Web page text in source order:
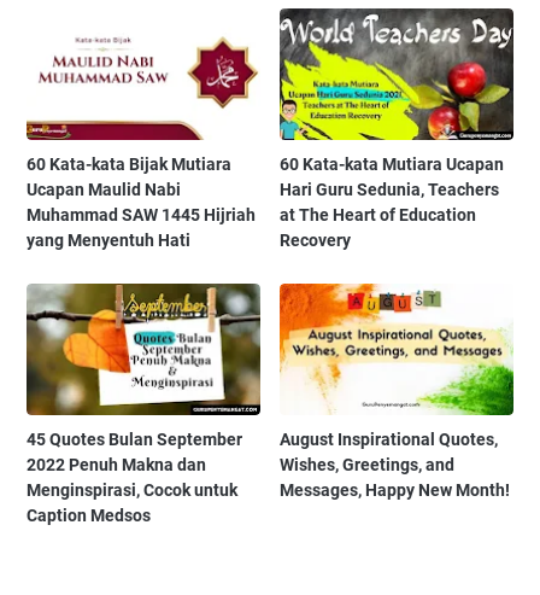
60 Kata-kata Bijak Mutiara
Ucapan Maulid Nabi
Muhammad SAW 1445 Hijriah
yang Menyentuh Hati
60 Kata-kata Mutiara Ucapan
Hari Guru Sedunia, Teachers
at The Heart of Education
Recovery
45 Quotes Bulan September
2022 Penuh Makna dan
Menginspirasi, Cocok untuk
Caption Medsos
August Inspirational Quotes,
Wishes, Greetings, and
Messages, Happy New Month!